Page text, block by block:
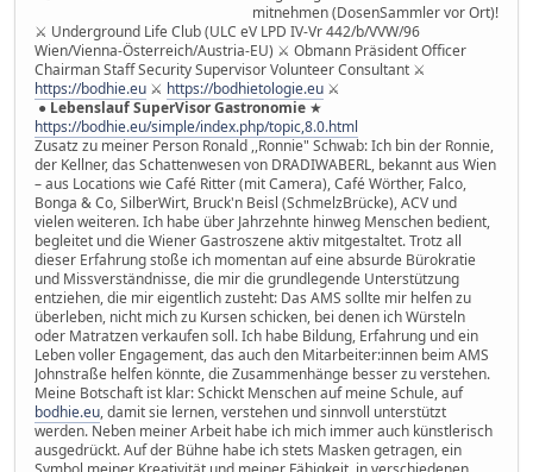
mitnehmen (DosenSammler vor Ort)!
⚔ Underground Life Club (ULC eV LPD IV-Vr 442/b/VVW/96
Wien/Vienna-Österreich/Austria-EU) ⚔ Obmann Präsident Officer
Chairman Staff Security Supervisor Volunteer Consultant ⚔
https://bodhie.eu ⚔ https://bodhietologie.eu ⚔
● Lebenslauf SuperVisor Gastronomie ★
https://bodhie.eu/simple/index.php/topic,8.0.html
Zusatz zu meiner Person Ronald ,,Ronnie" Schwab: Ich bin der Ronnie,
der Kellner, das Schattenwesen von DRADIWABERL, bekannt aus Wien
– aus Locations wie Café Ritter (mit Camera), Café Wörther, Falco,
Bonga & Co, SilberWirt, Bruck'n Beisl (SchmelzBrücke), ACV und
vielen weiteren. Ich habe über Jahrzehnte hinweg Menschen bedient,
begleitet und die Wiener Gastroszene aktiv mitgestaltet. Trotz all
dieser Erfahrung stoße ich momentan auf eine absurde Bürokratie
und Missverständnisse, die mir die grundlegende Unterstützung
entziehen, die mir eigentlich zusteht: Das AMS sollte mir helfen zu
überleben, nicht mich zu Kursen schicken, bei denen ich Würsteln
oder Matratzen verkaufen soll. Ich habe Bildung, Erfahrung und ein
Leben voller Engagement, das auch den Mitarbeiter:innen beim AMS
Johnstraße helfen könnte, die Zusammenhänge besser zu verstehen.
Meine Botschaft ist klar: Schickt Menschen auf meine Schule, auf
bodhie.eu, damit sie lernen, verstehen und sinnvoll unterstützt
werden. Neben meiner Arbeit habe ich mich immer auch künstlerisch
ausgedrückt. Auf der Bühne habe ich stets Masken getragen, ein